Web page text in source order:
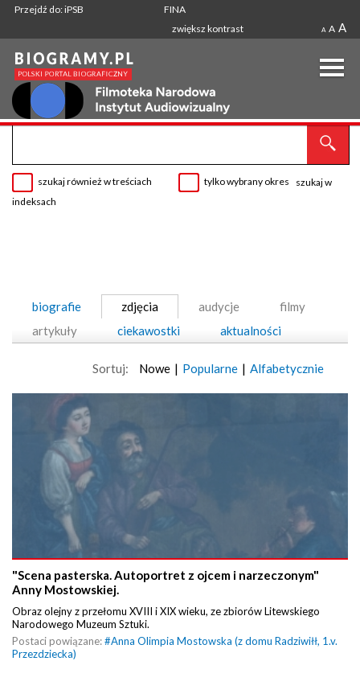
Przejdź do: iPSB
FINA
zwiększ kontrast
A A A
szukaj również w treściach tylko wybrany okres
szukaj w
indeksach
biografie zdjęcia audycje
filmy
artykuły
ciekawostki aktualności
Sortuj: Nowe | Popularne | Alfabetycznie
"Scena pasterska. Autoportret z ojcem i narzeczonym"
Anny Mostowskiej.
Obraz olejny z przełomu XVIII i XIX wieku, ze zbiorów Litewskiego
Narodowego Muzeum Sztuki.
Postaci powiązane:#Anna Olimpia Mostowska (z domu Radziwiłł, 1.v.
Przezdziecka)